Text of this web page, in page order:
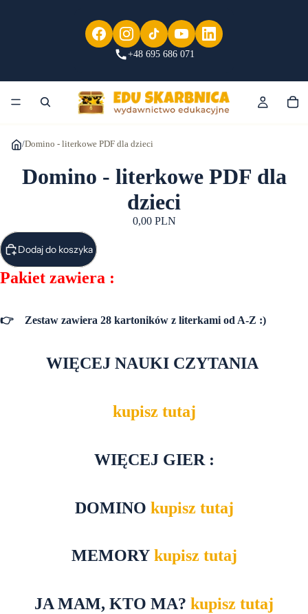
+48 695 686 071
/Domino - literkowe PDF dla dzieci
Domino - literkowe PDF dla
dzieci
0,00 PLN
Dodaj do koszyka
Pakiet zawiera :
👉 Zestaw zawiera 28 kartoników z literkami od A-Z :)
WIĘCEJ NAUKI CZYTANIA
kupisz tutaj
WIĘCEJ GIER :
DOMINO kupisz tutaj
MEMORY kupisz tutaj
JA MAM, KTO MA? kupisz tutaj